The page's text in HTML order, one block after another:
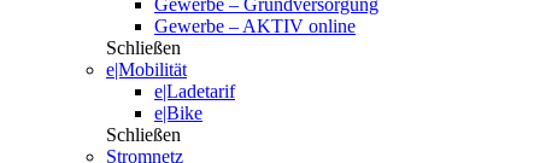
Gewerbe – Grundversorgung
Gewerbe – AKTIV online
Schließen
e|Mobilität
e|Ladetarif
e|Bike
Schließen
Stromnetz